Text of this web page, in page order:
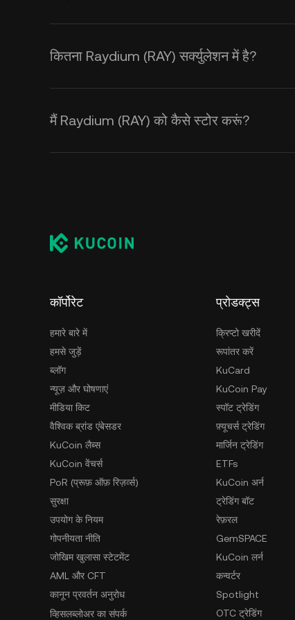
कितना Raydium (RAY) सर्क्युलेशन में है?
मैं Raydium (RAY) को कैसे स्टोर करूं?
कॉर्पोरेट
हमारे बारे में
हमसे जुड़ें
ब्लॉग
न्यूज़ और घोषणाएं
मीडिया किट
वैश्विक ब्रांड एंबेसडर
KuCoin लैब्स
KuCoin वेंचर्स
PoR (प्रूफ़ ऑफ़ रिज़र्व्स)
सुरक्षा
उपयोग के नियम
गोपनीयता नीति
जोखिम खुलासा स्टेटमेंट
AML और CFT
कानून प्रवर्तन अनुरोध
व्हिसलब्लोअर का संपर्क
प्रोडक्ट्स
क्रिप्टो खरीदें
रूपांतर करें
KuCard
KuCoin Pay
स्पॉट ट्रेडिंग
फ़्यूचर्स ट्रेडिंग
मार्जिन ट्रेडिंग
ETFs
KuCoin अर्न
ट्रेडिंग बॉट
रेफ़रल
GemSPACE
KuCoin लर्न
कन्वर्टर
Spotlight
OTC ट्रेडिंग